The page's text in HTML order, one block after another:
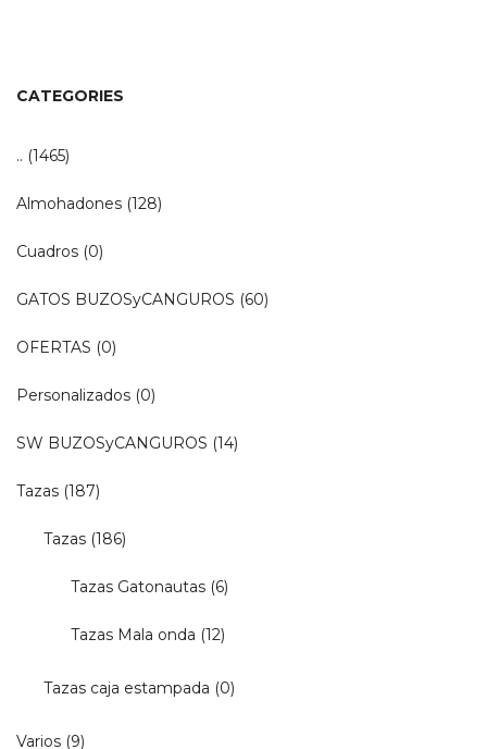
CATEGORIES
.. (1465)
Almohadones (128)
Cuadros (0)
GATOS BUZOSyCANGUROS (60)
OFERTAS (0)
Personalizados (0)
SW BUZOSyCANGUROS (14)
Tazas (187)
Tazas (186)
Tazas Gatonautas (6)
Tazas Mala onda (12)
Tazas caja estampada (0)
Varios (9)